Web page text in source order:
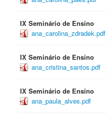
IX Seminário de Ensino
ana_carolina_zdradek.pdf
IX Seminário de Ensino
ana_cristina_santos.pdf
IX Seminário de Ensino
ana_paula_alves.pdf